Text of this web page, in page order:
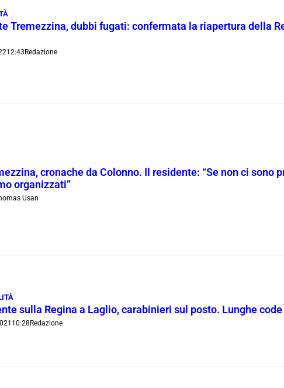
Tremezzina, dubbi fugati: confermata la riapertura della
12:43 Redazione
cronache da Colonno. Il residente: “Se non ci sono
organizzati”
Usan
sulla Regina a Laglio, carabinieri sul posto. Lunghe code
10:28 Redazione